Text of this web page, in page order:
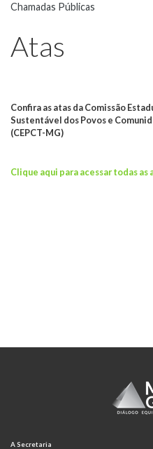
Chamadas Públicas
Atas
Confira as atas da Comissão
Sustentável dos Povos e
(CEPCT-MG)
Clique aqui para acessar todas as
A Secretaria